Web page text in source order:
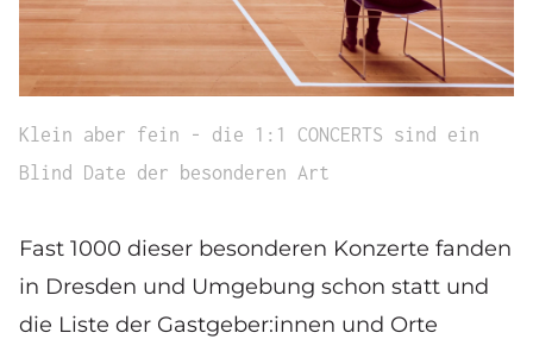
Klein aber fein - die 1:1 CONCERTS sind ein
Blind Date der besonderen Art
Fast 1000 dieser besonderen Konzerte fanden
in Dresden und Umgebung schon statt und
die Liste der Gastgeber:innen und Orte